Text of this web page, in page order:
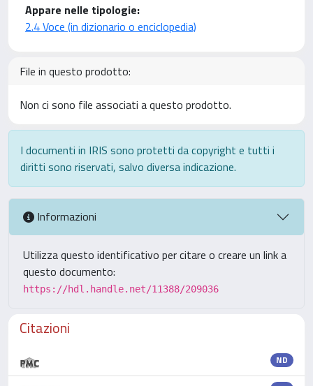
Appare nelle tipologie:
2.4 Voce (in dizionario o enciclopedia)
File in questo prodotto:
Non ci sono file associati a questo prodotto.
I documenti in IRIS sono protetti da copyright e tutti i
diritti sono riservati, salvo diversa indicazione.
Informazioni
Utilizza questo identificativo per citare o creare un link a
questo documento:
https://hdl.handle.net/11388/209036
Citazioni
ND